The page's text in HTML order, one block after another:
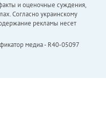
и оценочные суждения,
Согласно украинскому
рекламы несет
медиа - R40-05097